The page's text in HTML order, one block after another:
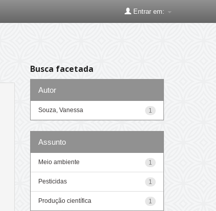
Entrar em:
Busca facetada
Autor
1
Souza, Vanessa
Assunto
1
Meio ambiente
1
Pesticidas
1
Produção científica